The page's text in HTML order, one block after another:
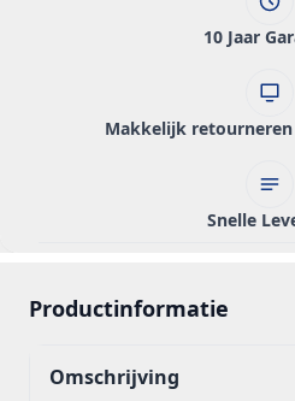
10 Jaar
Makkelijk
Snelle
Productinformatie
Omschrijving